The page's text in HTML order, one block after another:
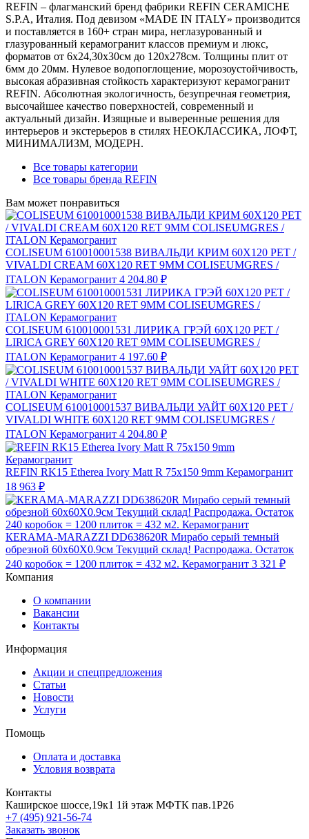
REFIN – флагманский бренд фабрики REFIN CERAMICHE
S.P.A, Италия. Под девизом «MADE IN ITALY» производится
и поставляется в 160+ стран мира, неглазурованный и
глазурованный керамогранит классов премиум и люкс,
форматов от 6х24,30х30см до 120х278см. Толщины плит от
6мм до 20мм. Нулевое водопоглощение, морозоустойчивость,
высокая абразивная стойкость характеризуют керамогранит
REFIN. Абсолютная экологичность, безупречная геометрия,
высочайшее качество поверхностей, современный и
актуальный дизайн. Изящные и выверенные решения для
интерьеров и экстерьеров в стилях НЕОКЛАССИКА, ЛОФТ,
МИНИМАЛИЗМ, МОДЕРН.
Все товары категории
Все товары бренда REFIN
Вам может понравиться
COLISEUM 610010001538 ВИВАЛЬДИ КРИМ 60X120 РЕТ /
VIVALDI CREAM 60X120 RET 9MM COLISEUMGRES /
ITALON Керамогранит 4 204.80 ₽
COLISEUM 610010001531 ЛИРИКА ГРЭЙ 60X120 РЕТ /
LIRICA GREY 60X120 RET 9MM COLISEUMGRES /
ITALON Керамогранит 4 197.60 ₽
COLISEUM 610010001537 ВИВАЛЬДИ УАЙТ 60X120 РЕТ /
VIVALDI WHITE 60X120 RET 9MM COLISEUMGRES /
ITALON Керамогранит 4 204.80 ₽
REFIN RK15 Etherea Ivory Matt R 75x150 9mm Керамогранит
18 963 ₽
КЕRAMA-MARAZZI DD638620R Мирабо серый темный
обрезной 60х60X0.9см Текущий склад! Распродажа. Остаток
240 коробок = 1200 плиток = 432 м2. Керамогранит 3 321 ₽
Компания
О компании
Вакансии
Контакты
Информация
Акции и спецпредложения
Статьи
Новости
Услуги
Помощь
Оплата и доставка
Условия возврата
Контакты
Каширское шоссе,19к1 1й этаж МФТК пав.1Р26
+7 (495) 921-56-74
Заказать звонок